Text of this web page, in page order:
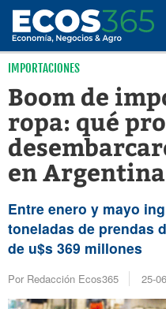
IMPORTACIONES
Boom de
ropa: qué
en
Entre enero y mayo
toneladas de prendas
de u$s 369 millones
Por Redacción Ecos365 25-